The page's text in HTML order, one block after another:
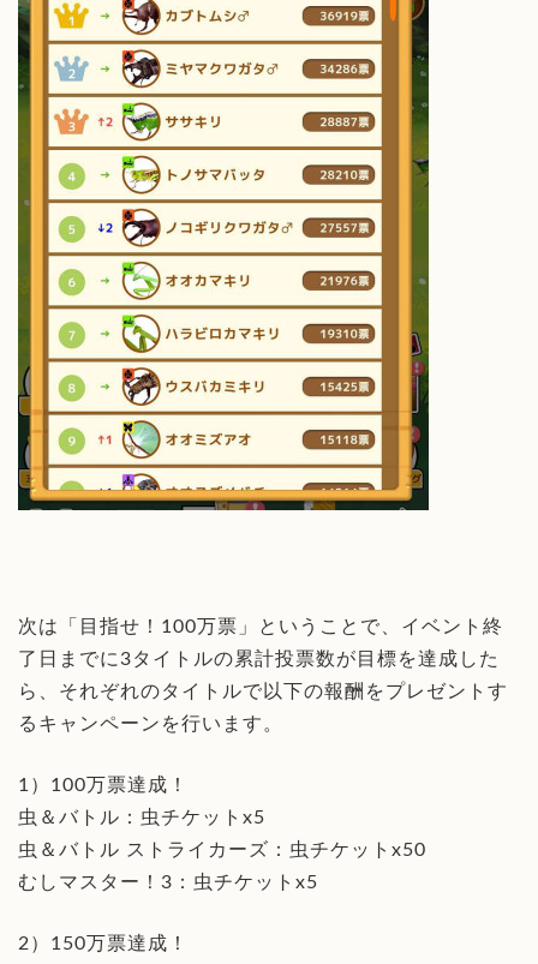
次は「目指せ！100万票」ということで、イベント終
了日までに3タイトルの累計投票数が目標を達成した
ら、それぞれのタイトルで以下の報酬をプレゼントす
るキャンペーンを行います。
1）100万票達成！
虫＆バトル：虫チケットx5
虫＆バトル ストライカーズ：虫チケットx50
むしマスター！3：虫チケットx5
2）150万票達成！